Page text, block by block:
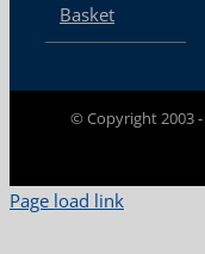
Basket
© Copyright 2003 -
Page load link